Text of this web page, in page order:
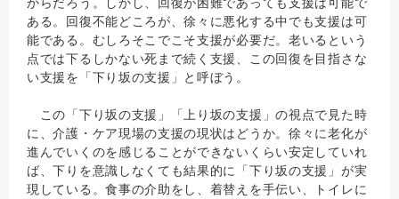
ある。回復不能どころが、徐々に悪化する中でも支援は可
能である。むしろそこでこそ支援が必要だ。老いるという
点では下るしかない死まで続く支援、この回復を目指さな
い支援を「下り坂の支援」と呼ぼう。
この「下り坂の支援」「上り坂の支援」の視点で見た時
に、介護・ケア現場の支援の現状はどうか。徐々に老化が
進んでいくのを感じることができないくらい安定していれ
ば、下りを意識しなくても結果的に「下り坂の支援」が実
現している。食事の介助をし、着替えを手伝い、トイレに